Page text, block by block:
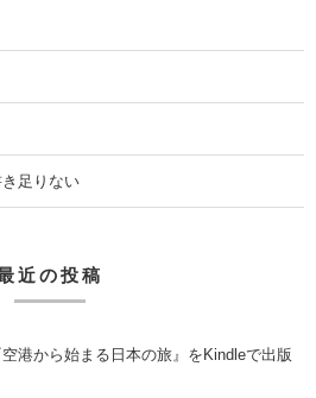
足りない
近の投稿
港から始まる日本の旅』をKindleで出版